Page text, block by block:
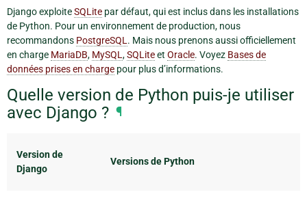
Django exploiteSQLite par défaut, qui est inclus dans les installations
de Python. Pour un environnement de production, nous
recommandons PostgreSQL . Mais nous prenons aussi officiellement
en charge MariaDB, MySQL ,SQLiteet Oracle. Voyez Bases de
données prises en charge pour plus d’informations.
Quelle version de Python puis-je utiliser
avec Django ? ¶
Version de
Django
Versions de Python